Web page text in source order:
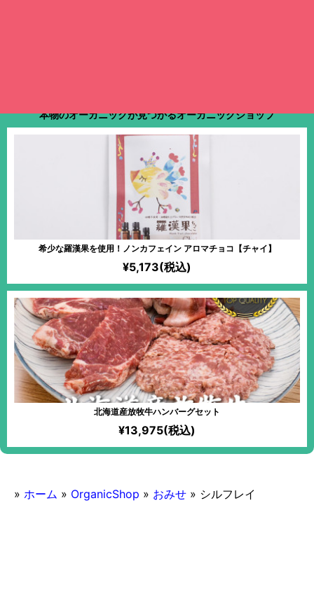
本物のオーガニックが見つかるオーガニックショップ
希少な羅漢果を使用！ノンカフェイン アロマチョコ【チャイ】
¥5,173(税込)
北海道産放牧牛ハンバーグセット
¥13,975(税込)
» ホーム » OrganicShop » おみせ » シルフレイ